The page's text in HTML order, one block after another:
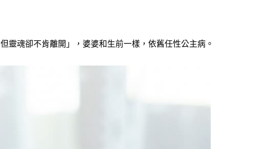
靈魂卻不肯離開」，婆婆和生前一樣，依舊任性公主病。